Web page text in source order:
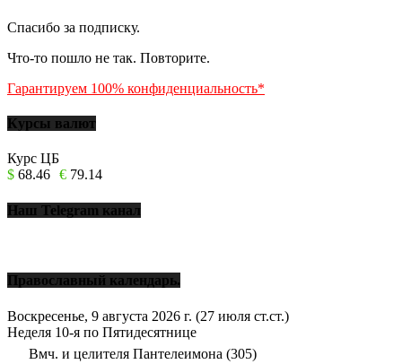
Спасибо за подписку.
Что-то пошло не так. Повторите.
Гарантируем 100% конфиденциальность*
Курсы валют
Курс ЦБ
$ 68.46 € 79.14
Наш Telegram канал
Православный календарь.
Воскресенье, 9 августа 2026 г. (27 июля ст.ст.)
Неделя 10-я по Пятидесятнице
Вмч. и целителя Пантелеимона (305)